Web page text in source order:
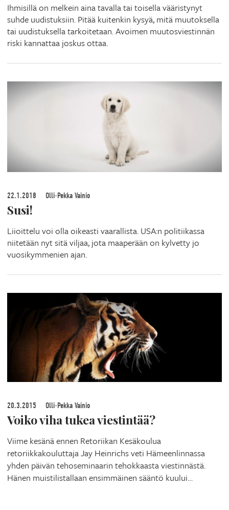
Ihmisillä on melkein aina tavalla tai toisella vääristynyt
suhde uudistuksiin. Pitää kuitenkin kysyä, mitä muutoksella
tai uudistuksella tarkoitetaan. Avoimen muutosviestinnän
riski kannattaa joskus ottaa.
22.1.2018 Olli-Pekka Vainio
Susi!
Liioittelu voi olla oikeasti vaarallista. USA:n politiikassa
niitetään nyt sitä viljaa, jota maaperään on kylvetty jo
vuosikymmenien ajan.
20.3.2015 Olli-Pekka Vainio
Voiko viha tukea viestintää?
Viime kesänä ennen Retoriikan Kesäkoulua
retoriikkakouluttaja Jay Heinrichs veti Hämeenlinnassa
yhden päivän tehoseminaarin tehokkaasta viestinnästä.
Hänen muistilistallaan ensimmäinen sääntö kuului…